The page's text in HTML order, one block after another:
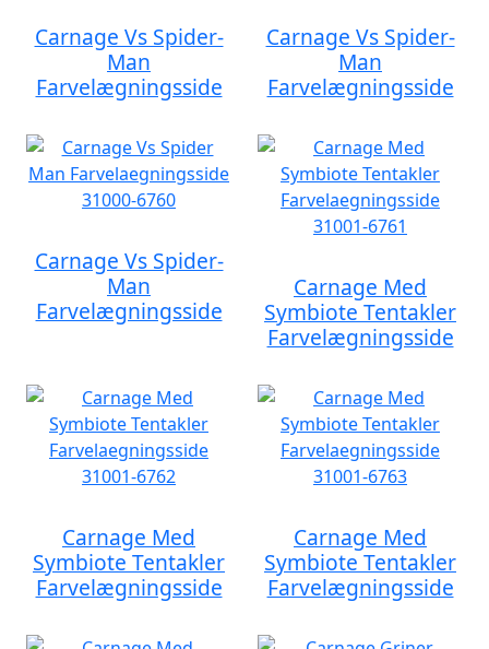
Carnage Vs Spider-
Man
Farvelægningsside
Carnage Vs Spider-
Man
Farvelægningsside
Carnage Vs Spider-
Man
Farvelægningsside
Carnage Med
Symbiote Tentakler
Farvelægningsside
Carnage Med
Symbiote Tentakler
Farvelægningsside
Carnage Med
Symbiote Tentakler
Farvelægningsside